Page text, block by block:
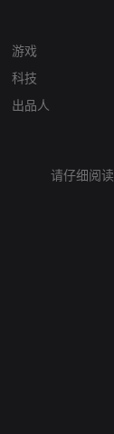
游戏
科技
出品人
请仔细阅读